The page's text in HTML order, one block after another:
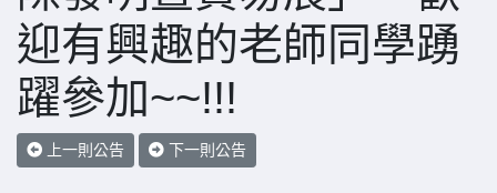
迎有興趣的老師同學踴
躍參加~~!!!
上一則公告 下一則公告